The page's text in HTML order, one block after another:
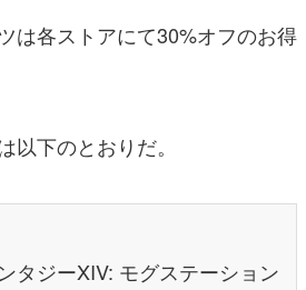
は各ストアにて30%オフのお得
下のとおりだ。
タジーXIV: モグステーション